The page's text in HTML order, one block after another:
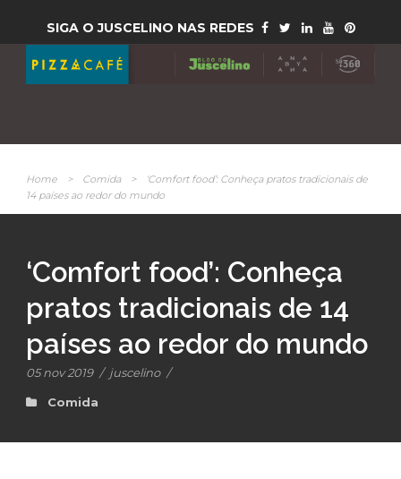
SIGA O JUSCELINO NAS REDES
Home > Comida >
‘Comfort food’: Conheça pratos tradicionais de
14 países ao redor do mundo
‘Comfort food’: Conheça
pratos tradicionais de 14
países ao redor do mundo
05 nov 2019 / juscelino /
Comida